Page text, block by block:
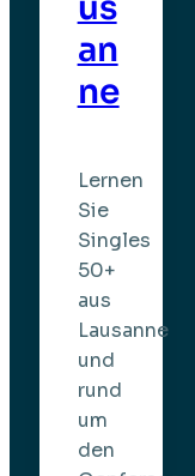
an
ne
Lernen
Sie
Singles
50+
aus
Lausanne
und
rund
um
den